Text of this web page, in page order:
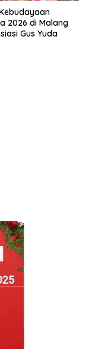
2026 di Malang
Gus Yuda